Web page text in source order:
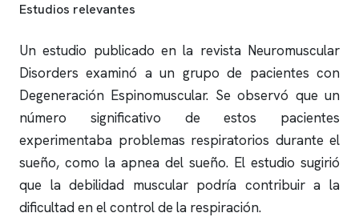
Estudios relevantes
Un estudio publicado en la revista Neuromuscular
Disorders examinó a un grupo de pacientes con
Degeneración Espinomuscular. Se observó que un
número significativo de estos pacientes
experimentaba problemas respiratorios durante el
sueño, como la apnea del sueño. El estudio sugirió
que la debilidad muscular podría contribuir a la
dificultad en el control de la respiración.